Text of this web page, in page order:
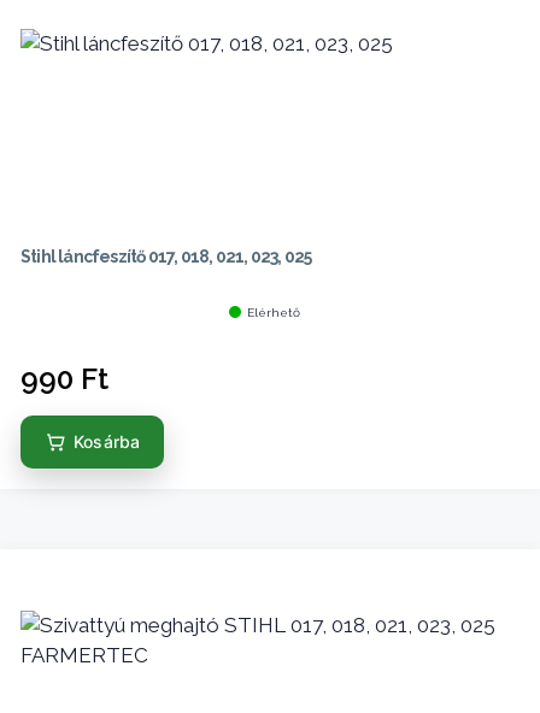
Stihl láncfeszítő 017, 018, 021, 023, 025
Elérhető
990 Ft
Kosárba